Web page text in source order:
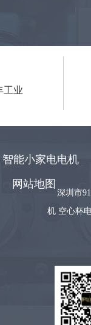
工业
智能小家电电机
网站地图
深圳市
机 空心杯